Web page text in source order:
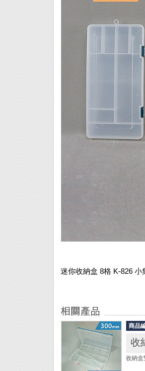
迷你收納盒 8格 K-826 小
商品
收
收納